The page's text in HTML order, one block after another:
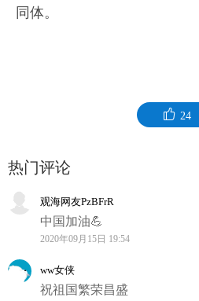
同体。
24
热门评论
观海网友PzBFrR
中国加油💪
2020年09月15日 19:54
ww女侠
祝祖国繁荣昌盛